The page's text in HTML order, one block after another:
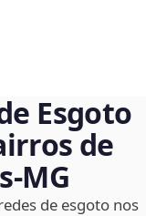
Esgoto
de
de esgoto nos